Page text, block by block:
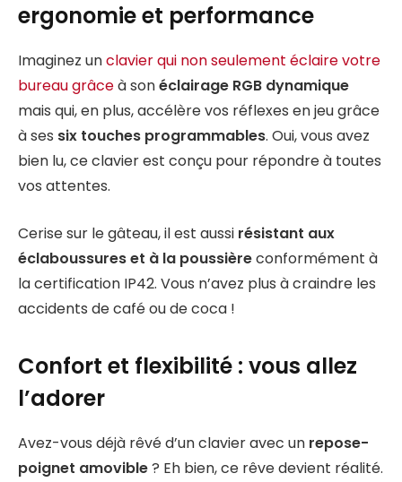
ergonomie et performance
Imaginez unclavier qui non seulement éclaire votre
bureau grâceà sonéclairage RGB dynamique
mais qui, en plus, accélère vos réflexes en jeu grâce
à ses six touches programmables. Oui, vous avez
bien lu, ce clavier est conçu pour répondre à toutes
vos attentes.
Cerise sur le gâteau, il est aussi résistant aux
éclaboussures et à la poussièreconformément à
la certification IP42. Vous n’avez plus à craindre les
accidents de café ou de coca !
Confort et flexibilité : vous allez
l’adorer
Avez-vous déjà rêvé d’un clavier avec un repose-
poignet amovible? Eh bien, ce rêve devient réalité.